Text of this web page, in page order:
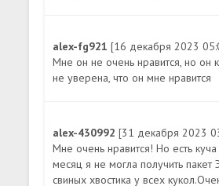
alex-fg921[16 декабря 2023
Мне он не очень нравится, но он
не уверена, что он мне нравится
alex-430992[31 декабря 2023
Мне очень нравится! Но есть
месяц я не могла получить пакет
свиных хвостика у всех